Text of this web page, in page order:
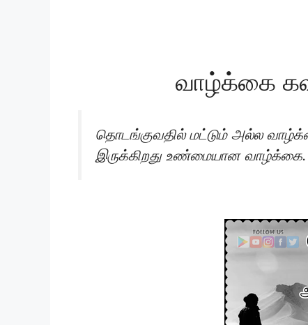
வாழ்க்கை
தொடங்குவதில் மட்டும் அல்ல
இருக்கிறது உண்மையான வாழ்க்கை.